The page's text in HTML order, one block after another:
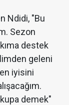
Ndidi, "Bu
Sezon
destek
geleni
iyisini
demek"